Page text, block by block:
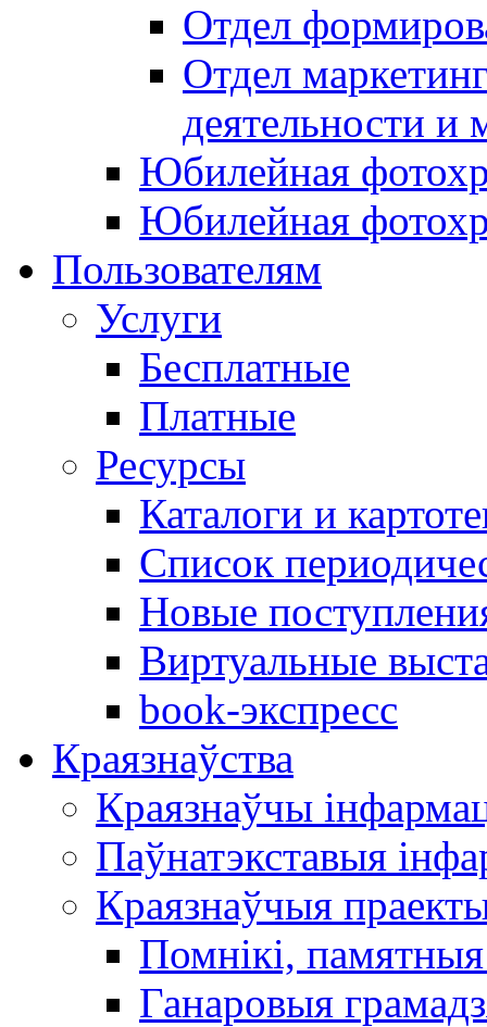
Отдел
Отдел
деятельности и
Юбилейная
Юбилейная
Пользователям
Услуги
Бесплатные
Платные
Ресурсы
Каталоги и
Список
Новые
Виртуальные
book-экспресс
Краязнаўства
Краязнаўчы
Паўнатэкставыя
Краязнаўчыя
Помнікі,
Ганаровыя